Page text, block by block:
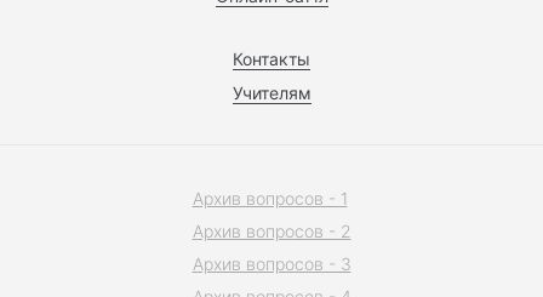
Контакты
Учителям
Архив вопросов - 1
Архив вопросов - 2
Архив вопросов - 3